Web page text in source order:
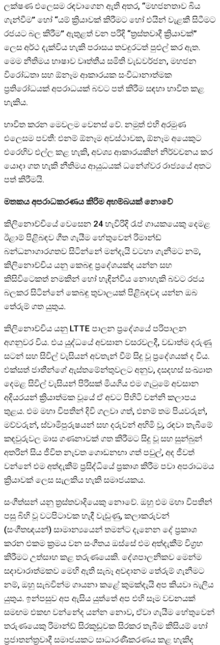
ලක්ෂණ එලෙසම රඳවාගෙන ඇති අතර, “මහජනතාව බිය
ගැන්වීම” හෝ “යම් ක්‍රියාවක් කිරීමට හෝ එයින් වැළකී සිටීමට
රජයට බල කිරීම” ඇතුළත් වන පරිදි “ත්‍රස්තවාදී ක්‍රියාවක්”
ලෙස අර්ථ දැක්විය හැකි පරාසය තවදුරටත් පුළුල් කර ඇත.
මෙම නීතිමය භාෂාව වෘත්තීය සමිති වැඩවර්ජන, මහජන
විරෝධතා සහ ඕනෑම ආකාරයක සංවිධානාත්මක
ප්‍රතිරෝධයක් අපරාධයක් බවට පත් කිරීම සඳහා භාවිත කළ
හැකිය.
භාවිත කරන මෙවලම වෙනස් වේ. නමුත් එහි අරමුණ
එලෙසම පවතී: එනම් ඕනෑම අවස්ථාවක, ඕනෑම අයෙකුට
එරෙහිව එල්ල කළ හැකි, අවශ්‍ය ආකාරයකින් නිර්වචනය කර
යොදා ගත හැකි නීතිමය ආයුධයක් ධනේශ්වර රාජ්‍යයේ අතට
පත් කිරීමයි.
මතකය අපරාධකරණය කිරිම අහම්බයක් නොවේ
කිලිනොච්චියේ වෙසෙන 24 හැවිරිදි රැප් ගායකයෙකු දෙමළ
ඊළාම් පිළිබඳව ගීත ගැයීම හේතුවෙන් රිමාන්ඩ්
බන්ධනාගාරගතව සිටින්නේ මන්දැයි වටහා ගැනීමට නම්,
කිලිනොච්චිය යනු කෙබඳු ප්‍රදේශයක්ද යන්න සහ
කිසිවිටෙකත් නමකින් හෝ හැඳින්විය නොහැකි බවට රජය
බලකර සිටින්නේ කෙබඳු තුවාලයක් පිළිබඳවද යන්න ඔබ
තේරුම් ගත යුතුය.
කිලිනොච්චිය යනු LTTE පාලන ප්‍රදේශයේ පරිපාලන
අගනුවර විය. එය යුද්ධයේ අවසාන වසරවලදී, වඩාත්ම දරුණු
සටන් සහ සිවිල් වැසියන් අවතැන් වීම් සිදු වූ ප්‍රදේශයක් ද විය.
එක්සත් ජාතීන්ගේ ඇස්තමේන්තුවලට අනුව, දසදහස් සංඛ්‍යාත
දෙමළ සිවිල් වැසියන් පිරිසක් මියගිය එම ගැටුමේ අවසාන
අදියරයන් ක්‍රියාත්මක වූයේ ඒ අවට පිහිටි වන්නි කලාපය
තුළය. එම මහා විපතින් දිවි ගලවා ගත්, එනම් තම පියවරුන්,
මව්වරුන්, ස්වාමිපුරුෂයන් සහ දරුවන් අහිමි වූ, රඳවා තැබීමේ
කඳවුරුවල මාස ගණනාවක් ගත කිරීමට සිදු වූ සහ සුන්බුන්
අතරින් සිය ජීවිත නැවත ගොඩනඟා ගත් පවුල්, අද ජීවත්
වන්නේ එම අත්දැකීම් ප්‍රසිද්ධියේ ප්‍රකාශ කිරීම පවා අපරාධමය
ක්‍රියාවක් ලෙස සැලකිය හැකි සමාජයකය.
සංගීත්සන් යනු ත්‍රස්තවාදියෙකු නොවේ. ඔහු එම මහා විපතින්
පසු බිහි වූ වටපිටාවක හැදී වැඩුණු, කලාකරුවන්
(සංගීතඥයන්) සාමාන්‍යයෙන් තමන්ට දැනෙන දේ ප්‍රකාශ
කරන එකම ක්‍රමය වන සංගීතය ඔස්සේ එම අත්දැකීම් විග්‍රහ
කිරීමට උත්සාහ කළ තරුණයෙකි. දේශපාලනිකව මෙන්ම
සදාචාරාත්මකව මෙහි ඇති සැබෑ අවදානම තේරුම් ගැනීමට
නම්, ඔහු සැබවින්ම ගායනා කළේ කුමක්දැයි අප කියවා බැලිය
යුතුය. ඉන්පසුව අප ඇසිය යුත්තේ අප එහි සෑම වචනයක්
සමඟම එකඟ වන්නේද යන්න නොව, ඒවා ගැයීම හේතුවෙන්
තරුණයෙකු රිමාන්ඩ් සිරකූඩුවක සිරකර තැබීම කිසියම් හෝ
ප්‍රජාතන්ත්‍රවාදී සමාජයකට සාධාරණීකරණය කළ හැකිද